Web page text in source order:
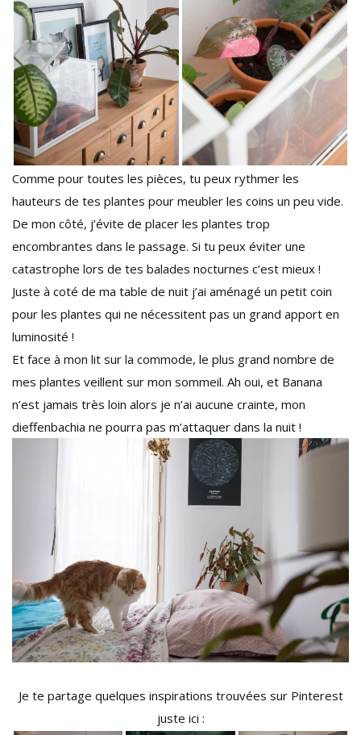
Comme pour toutes les pièces, tu peux rythmer les
hauteurs de tes plantes pour meubler les coins un peu vide.
De mon côté, j’évite de placer les plantes trop
encombrantes dans le passage. Si tu peux éviter une
catastrophe lors de tes balades nocturnes c’est mieux !
Juste à coté de ma table de nuit j’ai aménagé un petit coin
pour les plantes qui ne nécessitent pas un grand apport en
luminosité !
Et face à mon lit sur la commode, le plus grand nombre de
mes plantes veillent sur mon sommeil. Ah oui, et Banana
n’est jamais très loin alors je n’ai aucune crainte, mon
dieffenbachia ne pourra pas m’attaquer dans la nuit !
Je te partage quelques inspirations trouvées sur Pinterest
juste ici :